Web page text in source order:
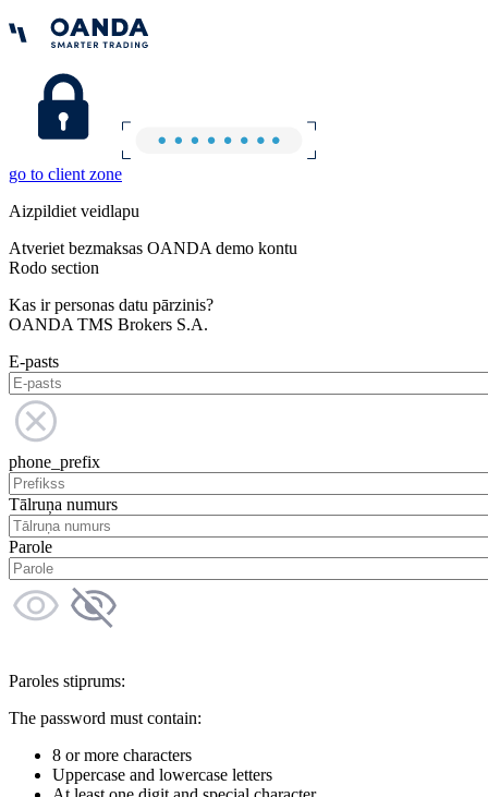
go to client zone
Aizpildiet veidlapu
Atveriet bezmaksas OANDA demo kontu
Rodo section
Kas ir personas datu pārzinis?
OANDA TMS Brokers S.A.
E-pasts
phone_prefix
Tālruņa numurs
Parole
Paroles stiprums:
The password must contain:
8 or more characters
Uppercase and lowercase letters